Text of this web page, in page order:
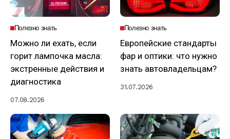
Полезно знать
Можно ли ехать, если
горит лампочка масла:
экстренные действия и
диагностика
07.08.2026
Полезно знать
Европейские стандарты
фар и оптики: что нужно
знать автовладельцам?
31.07.2026